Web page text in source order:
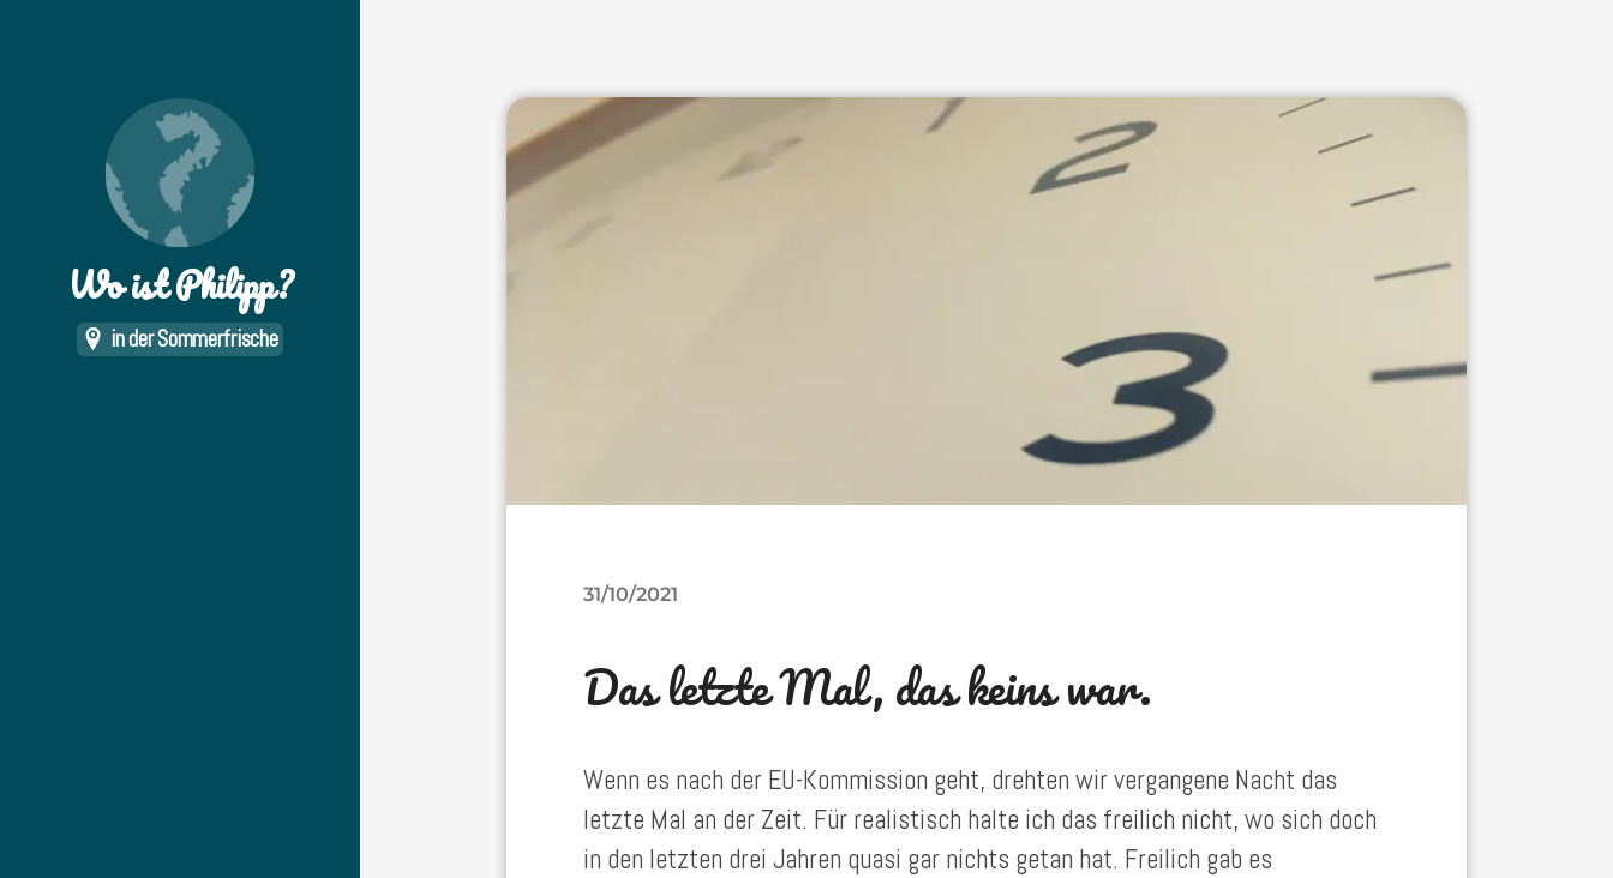
Wo ist Philipp?
in der Sommerfrische
31/10/2021
Das letzte Mal, das keins war.
Wenn es nach der EU-Kommission geht, drehten wir vergangene Nacht das
letzte Mal an der Zeit. Für realistisch halte ich das freilich nicht, wo sich doch
in den letzten drei Jahren quasi gar nichts getan hat. Freilich gab es